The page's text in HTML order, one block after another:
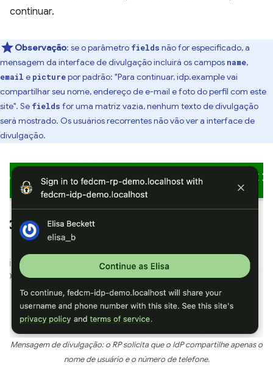
continuar.
Observação: se o parâmetro fields não for especificado, a
mensagem da interface de divulgação incluirá os campos name,
email e picturepor padrão: "Para continuar, idp.example vai
compartilhar seu nome, endereço de e-mail e foto do perfil com este
site". Se fields for uma matriz vazia, nenhum texto de divulgação
será mostrado. Os usuários recorrentes não vão ver a interface de
divulgação.
Mensagem de divulgação: o RP solicita que o IdP compartilhe apenas o
nome de usuário e o número de telefone.